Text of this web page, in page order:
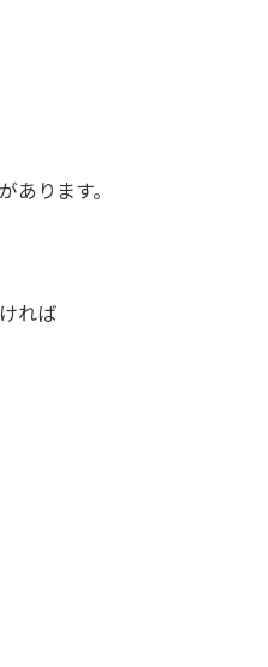
あります。
れば